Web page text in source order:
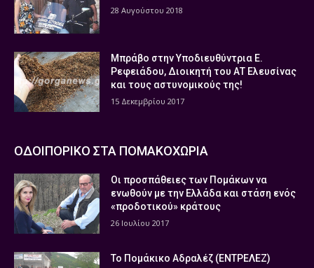
28 Αυγούστου 2018
Μπράβο στην Υποδιευθύντρια Ε.
Ρεφειάδου, Διοικητή του ΑΤ Ελευσίνας
και τους αστυνομικούς της!
15 Δεκεμβρίου 2017
ΟΔΟΙΠΟΡΙΚΟ ΣΤΑ ΠΟΜΑΚΟΧΩΡΙΑ
Οι προσπάθειες των Πομάκων να
ενωθούν με την Ελλάδα και στάση ενός
«προδοτικού» κράτους
26 Ιουλίου 2017
Το Πομάκικο Αδραλέζ (ΕΝΤΡΕΛΕΖ)